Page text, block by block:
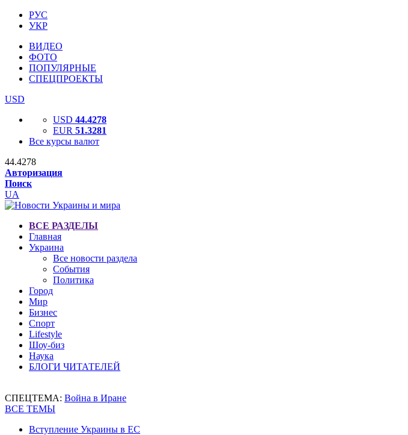
РУС
УКР
ВИДЕО
ФОТО
ПОПУЛЯРНЫЕ
СПЕЦПРОЕКТЫ
USD
USD 44.4278
EUR 51.3281
Все курсы валют
44.4278
Авторизация
Поиск
UA
ВСЕ РАЗДЕЛЫ
Главная
Украина
Все новости раздела
События
Политика
Город
Мир
Бизнес
Спорт
Lifestyle
Шоу-биз
Наука
БЛОГИ ЧИТАТЕЛЕЙ
СПЕЦТЕМА: Война в Иране
ВСЕ ТЕМЫ
Вступление Украины в ЕС